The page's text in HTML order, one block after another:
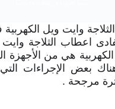
وايت ويل
اعطاب الثلاجة وايت
هي من الأجهزة
بعض الإجراءات
مرجحة .